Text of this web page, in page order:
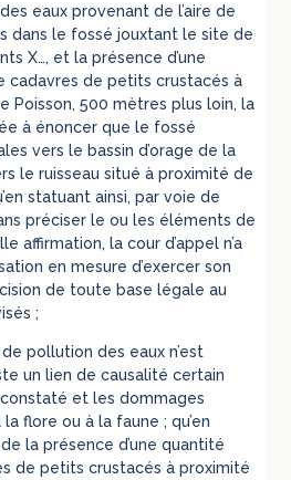
eaux provenant de l’aire de
dans le fossé jouxtant le site de
X…, et la présence d’une
cadavres de petits crustacés à
Poisson, 500 mètres plus loin, la
à énoncer que le fossé
vers le bassin d’orage de la
le ruisseau situé à proximité de
statuant ainsi, par voie de
préciser le ou les éléments de
affirmation, la cour d’appel n’a
en mesure d’exercer son
de toute base légale au
;
pollution des eaux n’est
un lien de causalité certain
et les dommages
flore ou à la faune ; qu’en
la présence d’une quantité
de petits crustacés à proximité